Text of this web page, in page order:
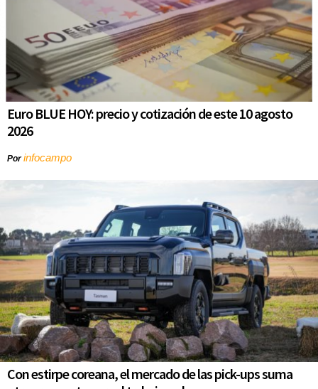
Euro BLUE HOY: precio y cotización de este 10 agosto
2026
Porinfocampo
Con estirpe coreana, el mercado de las pick-ups suma